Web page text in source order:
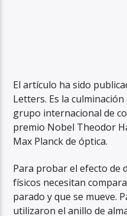
El artículo ha sido
Letters. Es la
grupo internacional de
premio Nobel Theodor
Max Planck de óptica.
Para probar el efecto de
físicos necesitan
parado y que se mueve.
utilizaron el anillo de